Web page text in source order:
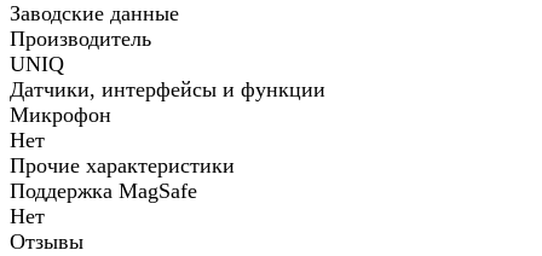
Заводские данные
Производитель
UNIQ
Датчики, интерфейсы и функции
Микрофон
Нет
Прочие характеристики
Поддержка MagSafe
Нет
Отзывы